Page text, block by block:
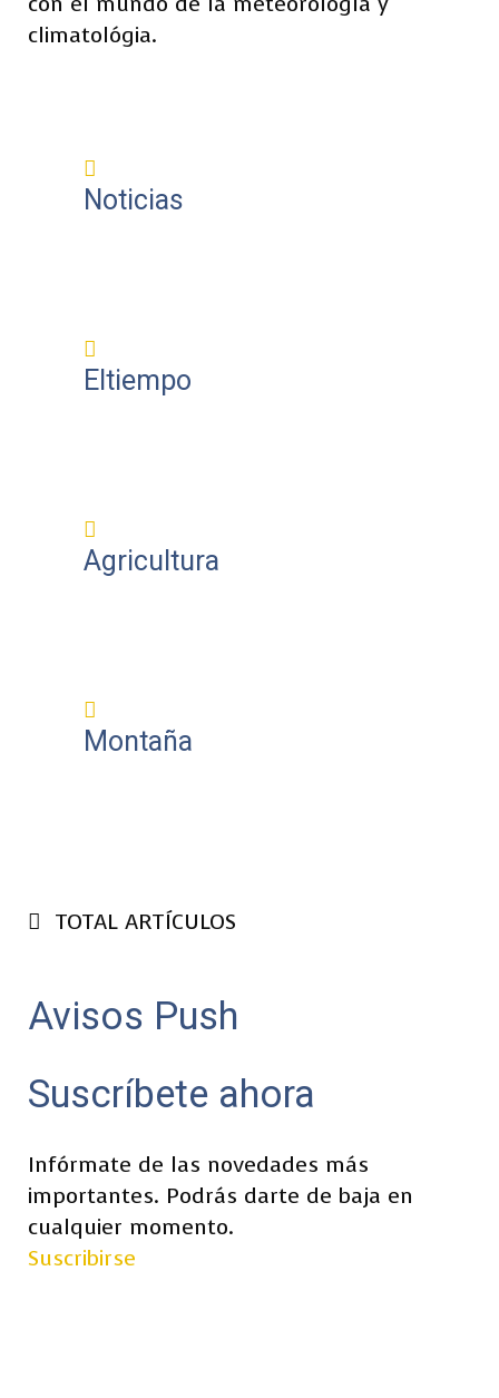
climatológia.
Noticias
Eltiempo
Agricultura
Montaña
TOTAL ARTÍCULOS
Avisos Push
Suscríbete ahora
Infórmate de las novedades más
importantes. Podrás darte de baja en
cualquier momento.
Suscribirse